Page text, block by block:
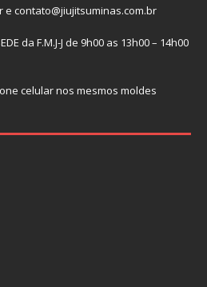
e contato@jiujitsuminas.com.br
da F.M.J-J de 9h00 as 13h00 – 14h00
celular nos mesmos moldes